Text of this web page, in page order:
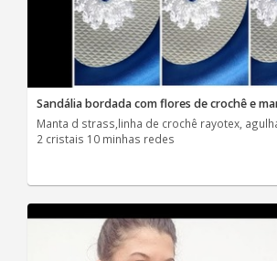
Sandália bordada com flores de crochê e
Manta d strass,linha de crochê rayotex,
2 cristais 10 minhas redes